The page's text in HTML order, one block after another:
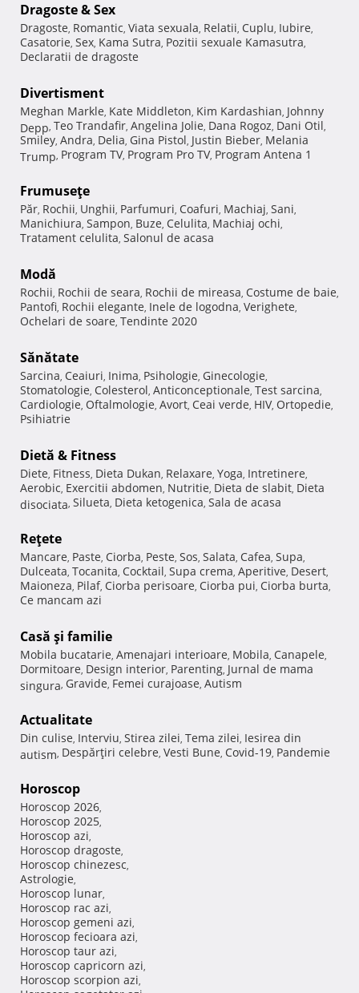
Dragoste & Sex
Dragoste, Romantic, Viata sexuala, Relatii, Cuplu, Iubire,
Casatorie, Sex, Kama Sutra, Pozitii sexuale Kamasutra,
Declaratii de dragoste
Divertisment
Meghan Markle, Kate Middleton, Kim Kardashian, Johnny
Depp, Teo Trandafir, Angelina Jolie, Dana Rogoz, Dani Otil,
Smiley, Andra, Delia, Gina Pistol, Justin Bieber, Melania
Trump, Program TV, Program Pro TV, Program Antena 1
Frumuseţe
Păr, Rochii, Unghii, Parfumuri, Coafuri, Machiaj, Sani,
Manichiura, Sampon, Buze, Celulita, Machiaj ochi,
Tratament celulita, Salonul de acasa
Modă
Rochii, Rochii de seara, Rochii de mireasa, Costume de baie,
Pantofi, Rochii elegante, Inele de logodna, Verighete,
Ochelari de soare, Tendinte 2020
Sănătate
Sarcina, Ceaiuri, Inima, Psihologie, Ginecologie,
Stomatologie, Colesterol, Anticonceptionale, Test sarcina,
Cardiologie, Oftalmologie, Avort, Ceai verde, HIV, Ortopedie,
Psihiatrie
Dietă & Fitness
Diete, Fitness, Dieta Dukan, Relaxare, Yoga, Intretinere,
Aerobic, Exercitii abdomen, Nutritie, Dieta de slabit, Dieta
disociata, Silueta, Dieta ketogenica, Sala de acasa
Reţete
Mancare, Paste, Ciorba, Peste, Sos, Salata, Cafea, Supa,
Dulceata, Tocanita, Cocktail, Supa crema, Aperitive, Desert,
Maioneza, Pilaf, Ciorba perisoare, Ciorba pui, Ciorba burta,
Ce mancam azi
Casă şi familie
Mobila bucatarie, Amenajari interioare, Mobila, Canapele,
Dormitoare, Design interior, Parenting, Jurnal de mama
singura, Gravide, Femei curajoase, Autism
Actualitate
Din culise, Interviu, Stirea zilei, Tema zilei, Iesirea din
autism, Despărţiri celebre, Vesti Bune, Covid-19, Pandemie
Horoscop
Horoscop 2026,
Horoscop 2025,
Horoscop azi,
Horoscop dragoste,
Horoscop chinezesc,
Astrologie,
Horoscop lunar,
Horoscop rac azi,
Horoscop gemeni azi,
Horoscop fecioara azi,
Horoscop taur azi,
Horoscop capricorn azi,
Horoscop scorpion azi,